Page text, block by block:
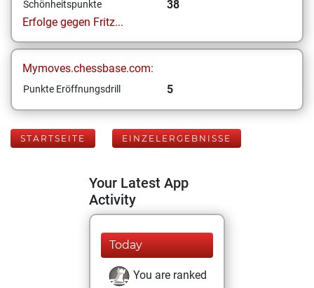
Schönheitspunkte
38
Erfolge gegen Fritz...
Mymoves.chessbase.com:
Punkte Eröffnungsdrill 5
STARTSEITE EINZELERGEBNISSE
Your Latest App
Activity
Today
You are ranked